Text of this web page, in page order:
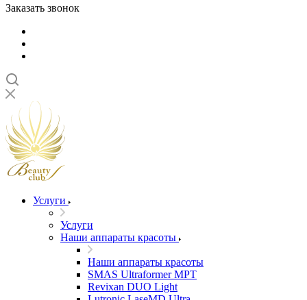
Заказать звонок
Услуги
Услуги
Наши аппараты красоты
Наши аппараты красоты
SMAS Ultraformer MPT
Revixan DUO Light